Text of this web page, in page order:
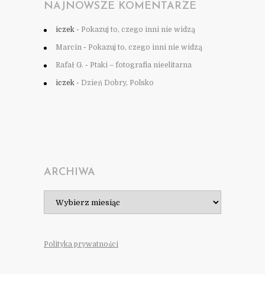
NAJNOWSZE KOMENTARZE
iczek - Pokazuj to, czego inni nie widzą
Marcin - Pokazuj to, czego inni nie widzą
Rafał G. - Ptaki – fotografia nieelitarna
iczek - Dzień Dobry, Polsko
ARCHIWA
Polityka prywatności